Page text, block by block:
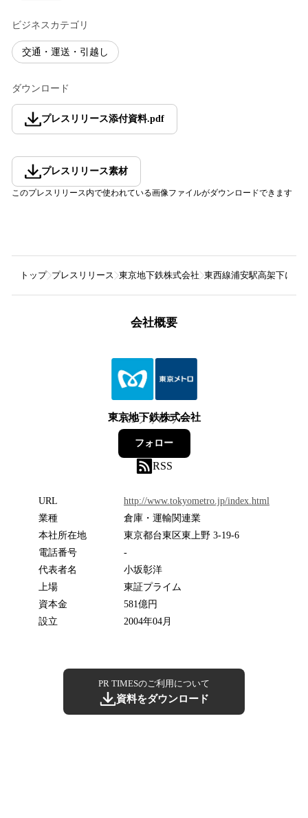
ビジネスカテゴリ
交通・運送・引越し
ダウンロード
プレスリリース添付資料.pdf
プレスリリース素材
このプレスリリース内で使われている画像ファイルがダウンロードできます
トップ プレスリリース 東京地下鉄株式会社 東西線浦安駅高架下に商
会社概要
東京地下鉄株式会社
169フォロワー
フォロー
RSS
URL
http://www.tokyometro.jp/index.html
業種
倉庫・運輸関連業
本社所在地
東京都台東区東上野 3-19-6
電話番号
-
代表者名
小坂彰洋
上場
東証プライム
資本金
581億円
設立
2004年04月
PR TIMESのご利用について
資料をダウンロード